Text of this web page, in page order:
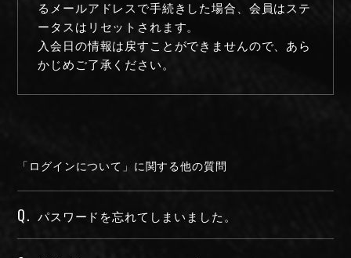
るメールアドレスで手続きした場合、会員はステ
ータスはリセットされます。
入会日の情報は戻すことができませんので、あら
かじめご了承ください。
「ログインについて」に関する他の質問
Q. パスワードを忘れてしまいました。